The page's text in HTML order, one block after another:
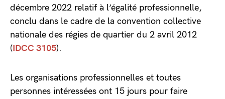
décembre 2022 relatif à l’égalité professionnelle,
conclu dans le cadre de la convention collective
nationale des régies de quartier du 2 avril 2012
(IDCC 3105).
Les organisations professionnelles et toutes
personnes intéressées ont 15 jours pour faire